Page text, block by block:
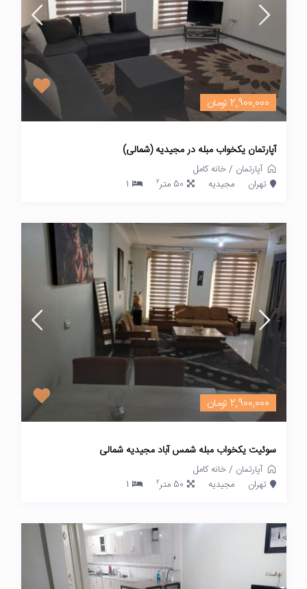
2,900,000 تومان
آپارتمان یکخواب مبله در مجیدیه (شمالی)
آپارتمان /خانه کامل
تهران
مجیدیه 50 متر 2
1
2,900,000 تومان
سوئیت یکخواب مبله شمس آباد مجیدیه شمالی
آپارتمان /خانه کامل
تهران
مجیدیه 50 متر 2
1